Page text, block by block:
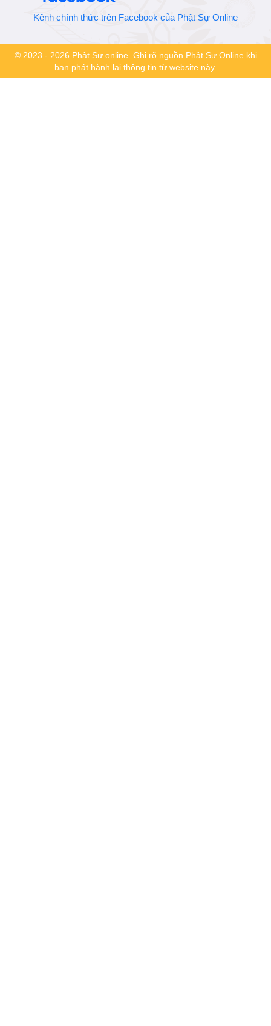
Kênh chính thức trên Facebook của Phật Sự Online
© 2023 - 2026 Phật Sự online. Ghi rõ nguồn Phật Sự Online khi
bạn phát hành lại thông tin từ website này.